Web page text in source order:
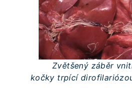
Zvětšený záběr
kočky trpící